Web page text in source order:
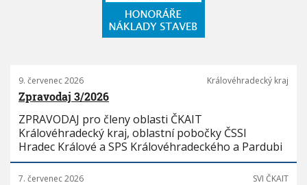
9. červenec 2026 Královéhradecký kraj
Zpravodaj 3/2026
ZPRAVODAJ pro členy oblasti ČKAIT
Královéhradecký kraj, oblastní pobočky ČSSI
Hradec Králové a SPS Královéhradeckého a Pardubi
7. červenec 2026 SVI ČKAIT